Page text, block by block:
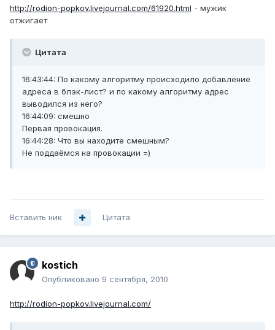
http://rodion-popkov.livejournal.com/61920.html - мужик
отжигает
Цитата
16:43:44: По какому алгоритму происходило добавление
адреса в блэк-лист? и по какому алгоритму адрес
выводился из него?
16:44:09: смешно
Первая провокация.
16:44:28: Что вы находите смешным?
Не поддаёмся на провокации =)
Вставить ник Цитата
kostich
Опубликовано 9 сентября, 2010
http://rodion-popkov.livejournal.com/